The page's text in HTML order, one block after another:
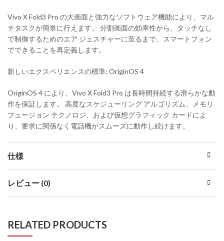
Vivo X Fold3 Pro の大画面と強力なソフトウェア機能により、マル
チタスクが簡単に行えます。 分割画面の効率性から、タッチなし
で制御するためのエア ジェスチャーに至るまで、スマートフォン
でできることを再定義します。
新しいエクスペリエンスの標準: OriginOS 4
OriginOS 4 により、Vivo X Fold3 Pro は長時間持続する滑らかな動
作を保証します。 高度なスケジューリング アルゴリズム、メモリ
フュージョン テクノロジ、および仮想グラフィック カードによ
り、要求に関係なく電話機がスムーズに動作し続けます。
仕様
レビュー (0)
RELATED PRODUCTS